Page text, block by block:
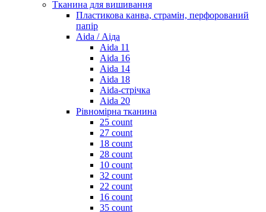
Тканина для вишивання
Пластикова канва, страмін, перфорований
папір
Aida / Аіда
Aida 11
Aida 16
Aida 14
Aida 18
Aida-стрічка
Aida 20
Рівномірна тканина
25 count
27 count
18 count
28 count
10 count
32 count
22 count
16 count
35 count